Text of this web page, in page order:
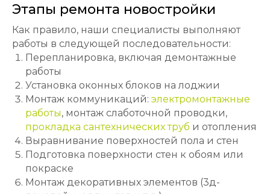
Этапы ремонта новостройки
Как правило, наши специалисты выполняют
работы в следующей последовательности:
Перепланировка, включая демонтажные
работы
Установка оконных блоков на лоджии
Монтаж коммуникаций: электромонтажные
работы, монтаж слаботочной проводки,
прокладка сантехнических труб и отопления
Выравнивание поверхностей пола и стен
Подготовка поверхности стен к обоям или
покраске
Монтаж декоративных элементов (3д-